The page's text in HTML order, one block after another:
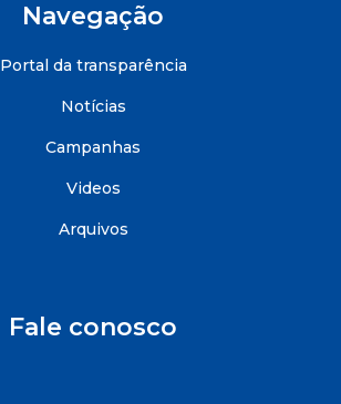
Navegação
Portal da transparência
Notícias
Campanhas
Videos
Arquivos
Fale conosco